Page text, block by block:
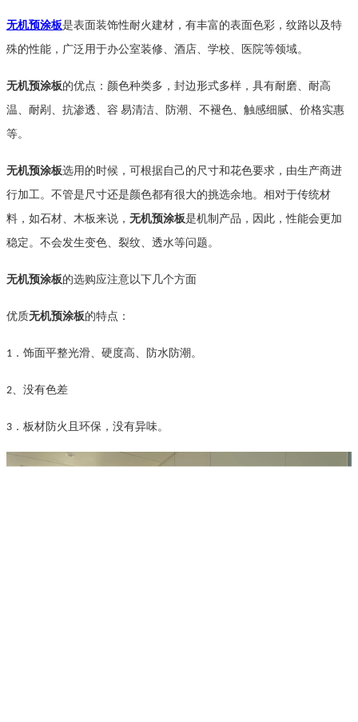
无机预涂板是表面装饰性耐火建材，有丰富的表面色彩，纹路以及特
殊的性能，广泛用于办公室装修、 酒店、学校、医院等领域。
无机预涂板的优点：颜色种类多 ，封边形式多样，具有耐磨、耐高
温、耐剐、抗渗透、容 易清洁、防潮、不褪色、触感细腻、价格实惠
等。
无机预涂板选用的时候，可根据自己的尺寸和花色要求，由生产商进
行加工。 不管是尺寸还是颜色都有很大的挑选余地。相对于传统材
料，如石材、木板来说， 无机预涂板是机制产品，因此，性能会更加
稳定。不会发生变色、裂纹、透水等问题。
无机预涂板的选购应注意以下几个方面
优质无机预涂板的特点：
1 ． 饰面平整光滑、 硬度高、防水防潮。
2、没有色差
3 ． 板材防火且环保，没有异味。